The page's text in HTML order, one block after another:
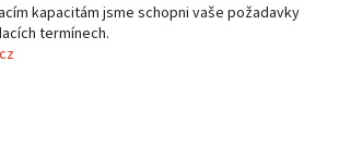
kapacitám jsme schopni vaše požadavky
termínech.